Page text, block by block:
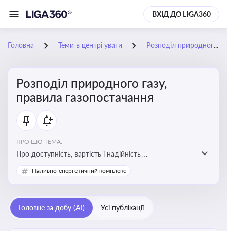
ВХІД ДО LIGA360
Головна Теми в центрі уваги Розподіл природного газу, правила газопостачання
Розподіл природного газу,
правила газопостачання
ПРО ЩО ТЕМА:
Про доступність, вартість і надійність
енергопостачання для бізнесу та вплив на економічну
стабільність
Паливно-енергетичний комплекс
Головне за добу (AI) Усі публікації